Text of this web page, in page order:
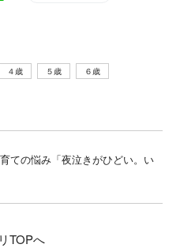
４歳 ５歳
６歳
ての悩み「夜泣きがひどい。い
TOPへ